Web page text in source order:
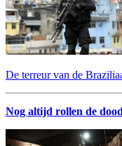
De terreur van de
Nog altijd rollen de